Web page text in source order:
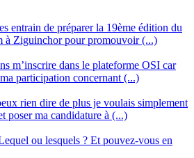
entrain de préparer la 19ème édition du
à Ziguinchor pour promouvoir (...)
m’inscrire dans le plateforme OSI car
participation concernant (...)
rien dire de plus je voulais simplement
poser ma candidature à (...)
ou lesquels ? Et pouvez-vous en